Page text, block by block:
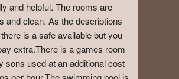
and helpful. The rooms are
and clean. As the descriptions
is a safe available but you
extra.There is a games room
sons used at an additional cost